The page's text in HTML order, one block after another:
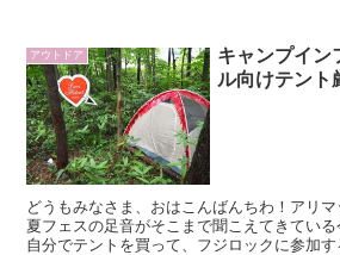
アウトドア
キャンプイン
ル向けテント
どうもみなさま、おはこんばんちわ！アリ
夏フェスの足音がそこまで聞こえてきてい
自分でテントを買って、フジロックに参加す